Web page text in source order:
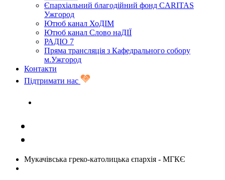
Єпархіальний благодійний фонд CARITAS
Ужгород
Ютюб канал ХоДІМ
Ютюб канал Слово наДІЇ
РАДІО 7
Пряма трансляція з Кафедрального собору
м.Ужгород
Контакти
Підтримати нас
Мукачівська греко-католицька єпархія - МГКЄ